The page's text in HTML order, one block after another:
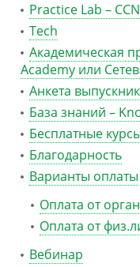
Practice Lab –
Tech
Академическая
Academy или
Анкета
База знаний –
Бесплатные
Благодарность
Варианты оплаты
Оплата от
Оплата от
Вебинар